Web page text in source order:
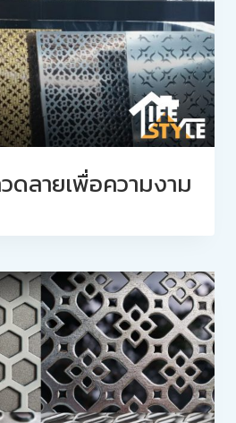
ดลายเพื่อความงาม